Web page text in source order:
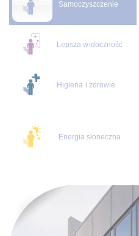
Samoczyszczenie
Lepsza widoczność
Higiena i zdrowie
Energia słoneczna